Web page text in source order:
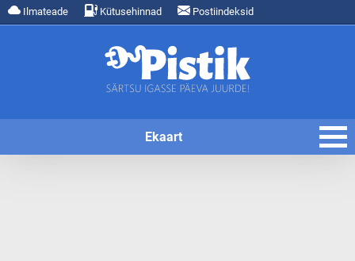
Ilmateade Kütusehinnad Postiindeksid
Ekaart